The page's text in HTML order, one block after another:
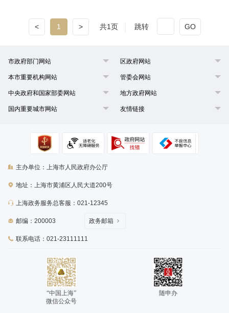
< 1 > 共1页 跳转 GO
市政府部门网站 区政府网站
本市重要机构网站 管委会网站
中央政府和国家部委网站 地方政府网站
国内重要城市网站 友情链接
主办单位：上海市人民政府办公厅
地址：上海市黄浦区人民大道200号
上海政务服务总客服：021-12345
邮编：200003
联系电话：021-23111111
政务邮箱
“中国上海”
微信公众号
随申办